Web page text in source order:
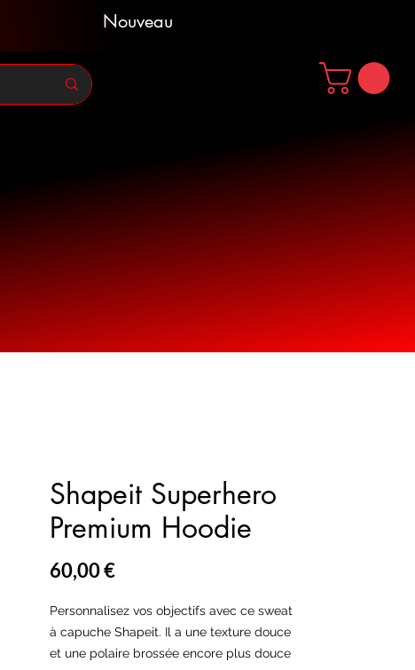
Nouveau
Shapeit Superhero
Premium Hoodie
60,00 €Prix
Personnalisez vos objectifs avec ce sweat
à capuche Shapeit. Il a une texture douce
et une polaire brossée encore plus douce